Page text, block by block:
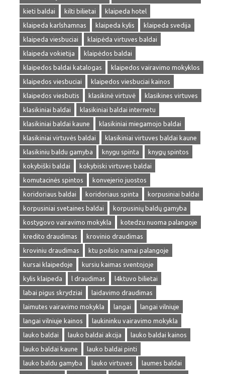
kieti baldai
kilti bilietai
klaipeda hotel
klaipeda karlshamnas
klaipeda kylis
klaipeda svedija
klaipeda viesbuciai
klaipėda virtuves baldai
klaipeda vokietija
klaipėdos baldai
klaipedos baldai katalogas
klaipedos vairavimo mokyklos
klaipedos viesbuciai
klaipedos viesbuciai kainos
klaipedos viesbutis
klasikinė virtuvė
klasikines virtuves
klasikiniai baldai
klasikiniai baldai internetu
klasikiniai baldai kaune
klasikiniai miegamojo baldai
klasikiniai virtuvės baldai
klasikiniai virtuves baldai kaune
klasikiniu baldu gamyba
knygu spinta
knygų spintos
kokybiški baldai
kokybiski virtuves baldai
komutacinės spintos
konvejerio juostos
koridoriaus baldai
koridoriaus spinta
korpusiniai baldai
korpusiniai svetaines baldai
korpusinių baldų gamyba
kostygovo vairavimo mokykla
kotedzu nuoma palangoje
kredito draudimas
krovinio draudimas
kroviniu draudimas
ktu poilsio namai palangoje
kursai klaipedoje
kursiu kaimas sventojoje
kylis klaipeda
l draudimas
l4ktuvo bilietai
labai pigus skrydziai
laidavimo draudimas
laimutes vairavimo mokykla
langai
langai vilniuje
langai vilniuje kainos
laukininku vairavimo mokykla
lauko baldai
lauko baldai akcija
lauko baldai kainos
lauko baldai kaune
lauko baldai pinti
lauko baldu gamyba
lauko virtuves
laumes baldai